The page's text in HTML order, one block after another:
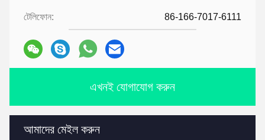
টেলিফোন: 86-166-7017-6111
এখনই যোগাযোগ করুন
আমাদের মেইল করুন